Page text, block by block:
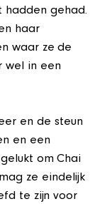
hadden gehad.
haar
waar ze de
wel in een
en de steun
en een
om Chai
ze eindelijk
te zijn voor